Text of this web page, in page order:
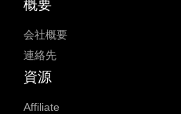
概要
会社概要
連絡先
資源
Affiliate